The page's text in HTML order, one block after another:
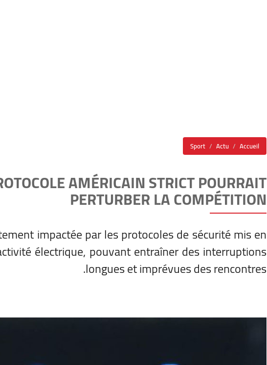
Sport Actu Accueil
AMÉRICAIN STRICT POURRAIT
PERTURBER LA COMPÉTITION
impactée par les protocoles de sécurité mis en
électrique, pouvant entraîner des interruptions
longues et imprévues des rencontres.